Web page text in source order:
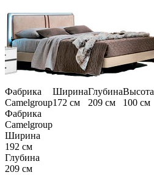
Фабрика
Camelgroup
Ширина
172 см
Глубина
209 см
Высота
100 см
Фабрика
Camelgroup
Ширина
192 см
Глубина
209 см